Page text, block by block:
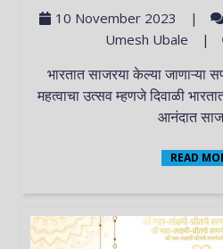
10 November 2023 |
Umesh Ubale
|
भारतात साजरया केल्या जाणाऱ्या सणांमध्ये सर्वात प्रसिद्ध आणि
महत्वाचा उत्सव म्हणजे दिवाळी
आनंदात
READ